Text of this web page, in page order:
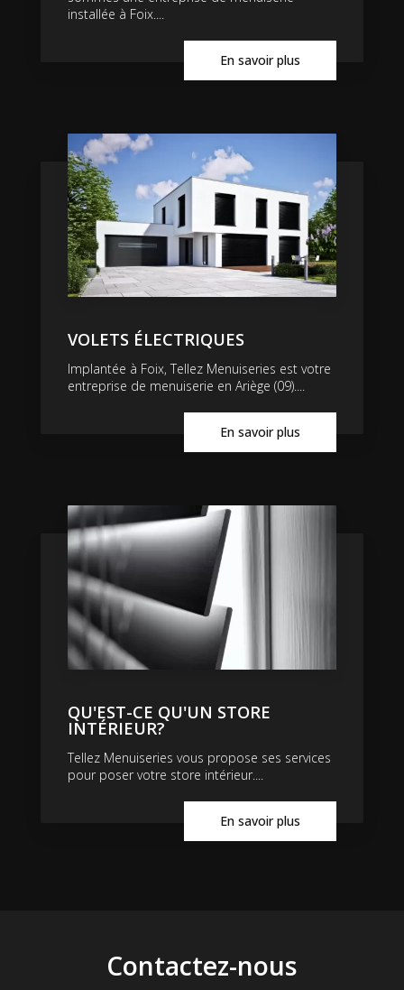
installée à Foix....
En savoir plus
VOLETS ÉLECTRIQUES
Implantée à Foix, Tellez Menuiseries est votre
entreprise de menuiserie en Ariège (09)....
En savoir plus
QU'EST-CE QU'UN STORE
INTÉRIEUR?
Tellez Menuiseries vous propose ses services
pour poser votre store intérieur....
En savoir plus
Contactez-nous